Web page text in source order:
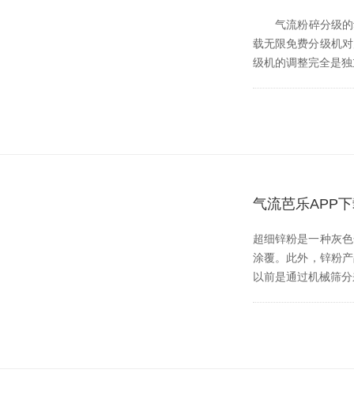
气流粉碎分级的动
载无限免费分级机对
级机的调整完全是独
气流芭乐APP
超细锌粉是一种灰色
涂覆。此外，锌
以前是通过机械筛分